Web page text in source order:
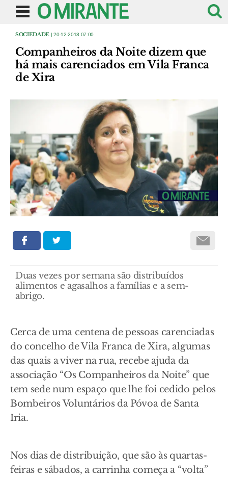
SOCIEDADE | 20-12-2018 07:00
Companheiros da Noite dizem que
há mais carenciados em Vila Franca
de Xira
Duas vezes por semana são distribuídos
alimentos e agasalhos a famílias e a sem-
abrigo.
Cerca de uma centena de pessoas carenciadas
do concelho de Vila Franca de Xira, algumas
das quais a viver na rua, recebe ajuda da
associação “Os Companheiros da Noite” que
tem sede num espaço que lhe foi cedido pelos
Bombeiros Voluntários da Póvoa de Santa
Iria.
Nos dias de distribuição, que são às quartas-
feiras e sábados, a carrinha começa a “volta”